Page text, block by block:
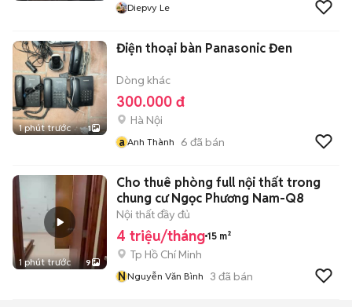
Diepvy Le
1 phút trước 1
Điện thoại bàn Panasonic Đen
Dòng khác
300.000 đ
Hà Nội
a Anh Thành 6 đã bán
1 phút trước 9
Cho thuê phòng full nội thất trong
chung cư Ngọc Phương Nam-Q8
Nội thất đầy đủ
4 triệu/tháng 15 m²
Tp Hồ Chí Minh
NNguyễn Văn Bình 3 đã bán